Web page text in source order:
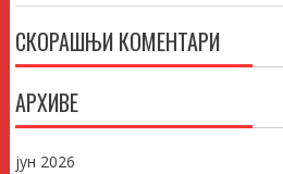
СКОРАШЊИ КОМЕНТАРИ
АРХИВЕ
јун 2026